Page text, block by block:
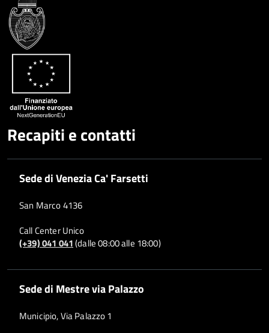
Recapiti e contatti
Sede di Venezia Ca' Farsetti
San Marco 4136
Call Center Unico
(+39) 041 041(dalle 08:00 alle 18:00)
Sede di Mestre via Palazzo
Municipio, Via Palazzo 1